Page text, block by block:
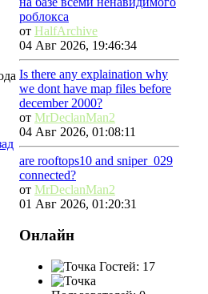
роблокса
от HalfArchive
04 Авг 2026, 19:46:34
Is there any explaination why
we dont have map files before
december 2000?
от MrDeclanMan2
04 Авг 2026, 01:08:11
are rooftops10 and sniper_029
connected?
от MrDeclanMan2
01 Авг 2026, 01:20:31
Онлайн
Гостей: 17